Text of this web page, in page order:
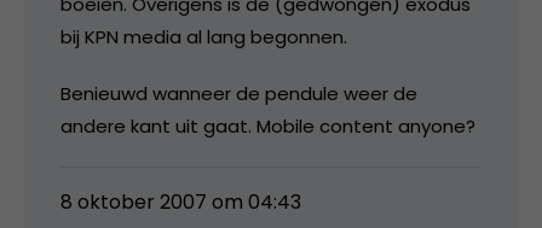
bij KPN media al lang begonnen.
Benieuwd wanneer de pendule weer de
andere kant uit gaat. Mobile content anyone?
8 oktober 2007 om 04:43